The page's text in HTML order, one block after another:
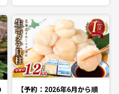
【予約：2026年6月から順